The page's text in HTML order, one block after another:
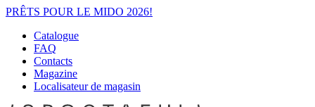
PRÊTS POUR LE MIDO 2026!
Catalogue
FAQ
Contacts
Magazine
Localisateur de magasin